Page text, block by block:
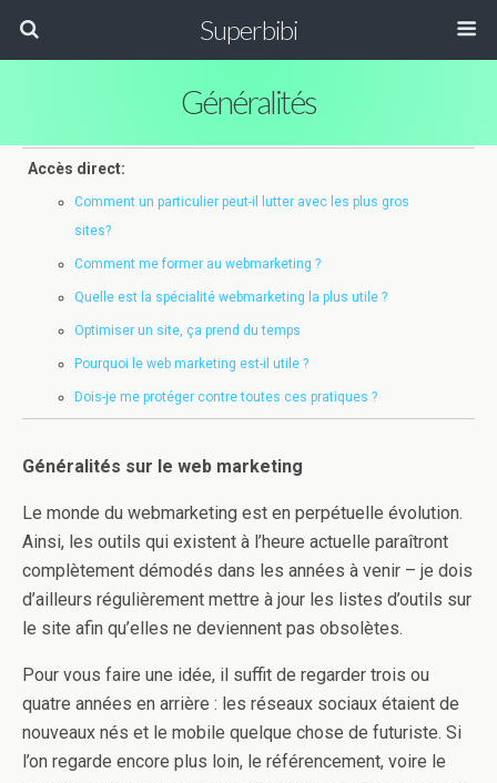
Superbibi
Généralités
Accès direct:
Comment un particulier peut-il lutter avec les plus gros
sites?
Comment me former au webmarketing ?
Quelle est la spécialité webmarketing la plus utile ?
Optimiser un site, ça prend du temps
Pourquoi le web marketing est-il utile ?
Dois-je me protéger contre toutes ces pratiques ?
Généralités sur le web marketing
Le monde du webmarketing est en perpétuelle évolution.
Ainsi, les outils qui existent à l’heure actuelle paraîtront
complètement démodés dans les années à venir – je dois
d’ailleurs régulièrement mettre à jour les listes d’outils sur
le site afin qu’elles ne deviennent pas obsolètes.
Pour vous faire une idée, il suffit de regarder trois ou
quatre années en arrière : les réseaux sociaux étaient de
nouveaux nés et le mobile quelque chose de futuriste. Si
l’on regarde encore plus loin, le référencement, voire le